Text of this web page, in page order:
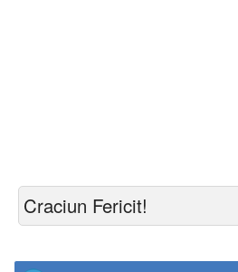
Craciun Fericit!